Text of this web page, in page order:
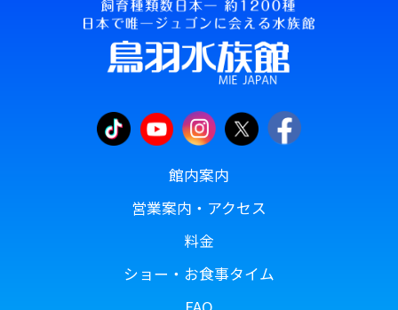
館内案内
営業案内・アクセス
料金
ショー・お食事タイム